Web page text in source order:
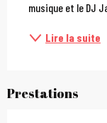
musique et le DJ
Lire la suite
Prestations